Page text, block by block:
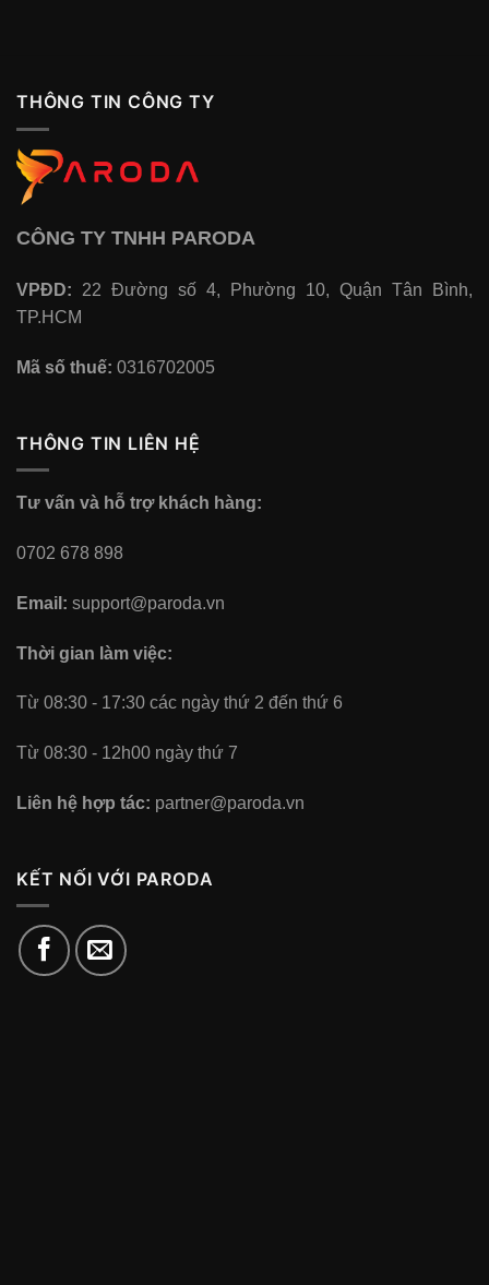
THÔNG TIN CÔNG TY
CÔNG TY TNHH PARODA
VPĐD: 22 Đường số 4, Phường 10, Quận Tân Bình,
TP.HCM
Mã số thuế: 0316702005
THÔNG TIN LIÊN HỆ
Tư vấn và hỗ trợ khách hàng:
0702 678 898
Email: support@paroda.vn
Thời gian làm việc:
Từ 08:30 - 17:30 các ngày thứ 2 đến thứ 6
Từ 08:30 - 12h00 ngày thứ 7
Liên hệ hợp tác: partner@paroda.vn
KẾT NỐI VỚI PARODA